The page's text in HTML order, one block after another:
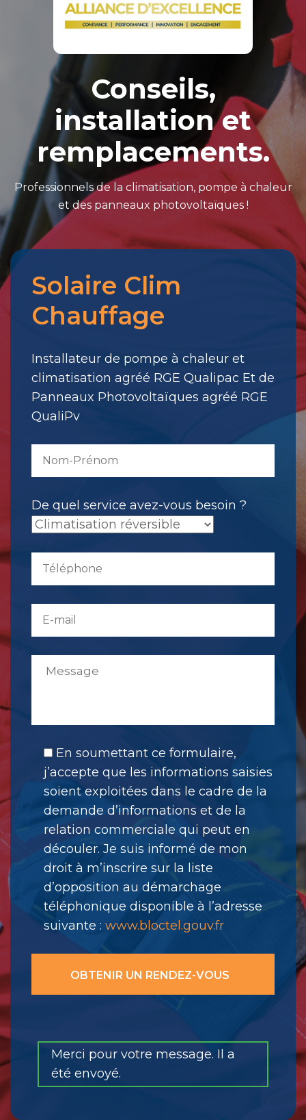
Conseils,
installation et
remplacements.
Professionnels de la climatisation, pompe à chaleur
et des panneaux photovoltaïques !
Merci
pour
votre
Il
a
été
envoyé.
Solaire Clim
Chauffage
Installateur de pompe à chaleur et
climatisation agréé RGE Qualipac Et de
Panneaux Photovoltaïques agréé RGE
QualiPv
De quel service avez-vous besoin ?
En soumettant ce formulaire,
j’accepte que les informations saisies
soient exploitées dans le cadre de la
demande d’informations et de la
relation commerciale qui peut en
découler. Je suis informé de mon
droit à m’inscrire sur la liste
d’opposition au démarchage
téléphonique disponible à l’adresse
suivante : www.bloctel.gouv.fr
Merci pour votre message. Il a
été envoyé.